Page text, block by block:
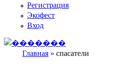
Регистрация
Экофест
Вход
Главная » спасатели